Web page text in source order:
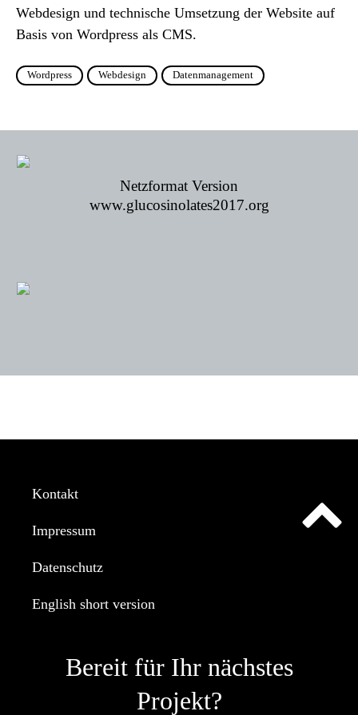
Webdesign und technische Umsetzung der Website auf
Basis von Wordpress als CMS.
Wordpress Webdesign Datenmanagement
Netzformat Version
www.glucosinolates2017.org
Kontakt
Impressum
Datenschutz
English short version
Bereitfür Ihr nächstes
Projekt?